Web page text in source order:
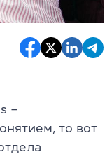
–
то вот